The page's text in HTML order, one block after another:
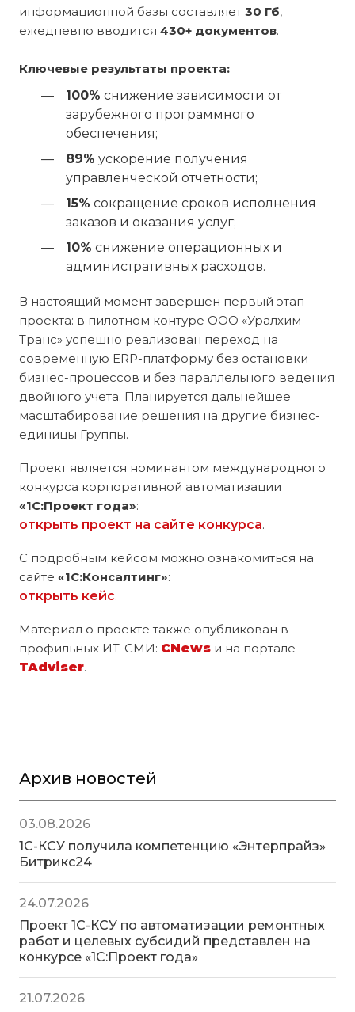
Архив новостей
03.08.2026
1С-КСУ получила компетенцию «Энтерпрайз»
Битрикс24
24.07.2026
Проект 1С-КСУ по автоматизации ремонтных
работ и целевых субсидий представлен на
конкурсе «1С:Проект года»
21.07.2026
информационной базы составляет 30 Гб,
ежедневно вводится 430+ документов.
Ключевые результаты проекта:
100% снижение зависимости от
зарубежного программного
обеспечения;
89% ускорение получения
управленческой отчетности;
15% сокращение сроков исполнения
заказов и оказания услуг;
10% снижение операционных и
административных расходов.
В настоящий момент завершен первый этап
проекта: в пилотном контуре ООО «Уралхим-
Транс» успешно реализован переход на
современную ERP-платформу без остановки
бизнес-процессов и без параллельного ведения
двойного учета. Планируется дальнейшее
масштабирование решения на другие бизнес-
единицы Группы.
Проект является номинантом международного
конкурса корпоративной автоматизации
«1С:Проект года»:
открыть проект на сайте конкурса.
С подробным кейсом можно ознакомиться на
сайте «1С:Консалтинг»:
открыть кейс.
Материал о проекте также опубликован в
профильных ИТ-СМИ: CNews и на портале
TAdviser.